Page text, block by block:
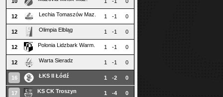
12 Lechia Tomaszów Maz. 1 -1 0
12 Olimpia Elbląg 1 -1 0
12 Polonia Lidzbark Warm. 1 -1 0
12 Warta Sieradz 1 -1 0
16 ŁKS II Łódź 1 -2 0
17 KS CK Troszyn 1 -4 0